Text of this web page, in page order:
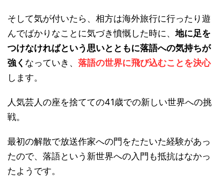
そして気が付いたら、相方は海外旅行に行ったり遊
んでばかりなことに気づき憤慨した時に、地に足を
つけなければという思いとともに落語への気持ちが
強く なっていき、 落語の世界に飛び込むことを決心
します。
人気芸人の座を捨てての41歳での新しい世界への挑
戦。
最初の解散で放送作家への門をたたいた経験があっ
たので、落語という新世界への入門も抵抗はなかっ
たようです。